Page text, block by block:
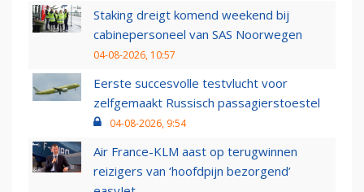
Staking dreigt komend weekend bij
cabinepersoneel van SAS Noorwegen
04-08-2026, 10:57
Eerste succesvolle testvlucht voor
zelfgemaakt Russisch passagierstoestel
04-08-2026, 9:54
Air France-KLM aast op terugwinnen
reizigers van ‘hoofdpijn bezorgend’